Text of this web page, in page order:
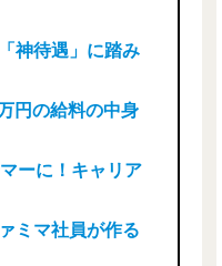
神待遇」に踏み
円の給料の中身
ーに！キャリア
ミマ社員が作る